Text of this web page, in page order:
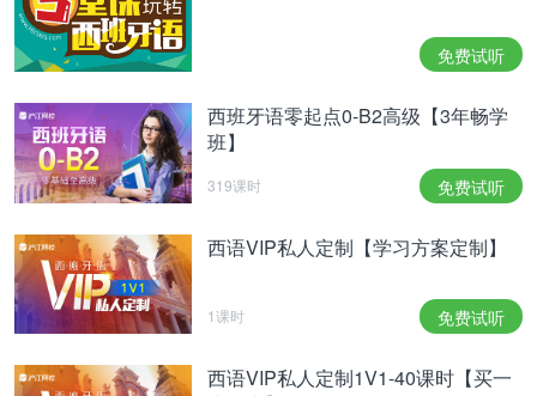
4）条件：
Con decirle unas palabras dulces, se le pasará el
只要对她说几句甜言蜜语，她的气儿就消了。（se le
pasará el enfado：el enfado是主语；se是自复代
词；le是宾格代词）
5）让步：
Con lo bueno que es, no lo ha conseguido.
尽管这很好，但他没有得到。
免费试听
西班牙语零起点0-B2高级【3年畅学
班】
319课时 免费试听
西语VIP私人定制【学习方案定制】
1课时 免费试听
西语VIP私人定制1V1-40课时【买一